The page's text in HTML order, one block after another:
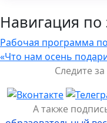
Навигация по
Рабочая программа
«Что нам осень
Следите
А также